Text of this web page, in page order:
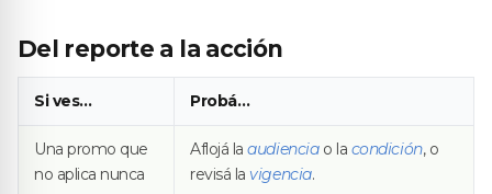
Del reporte a la acción
Si ves… Probá…
Una promo que
no aplica nunca
Aflojá laaudienciao la condición, o
revisá lavigencia.